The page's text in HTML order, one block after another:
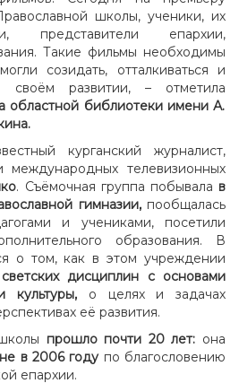
школы, ученики, их
представители епархии,
Такие фильмы необходимы
созидать, отталкиваться и
своём развитии, – отметила
областной библиотеки имени А.
курганский журналист,
международных телевизионных
. Съёмочная группа побывала в
гимназии, пообщалась
и учениками, посетили
образования. В
о том, как в этом учреждении
дисциплин с основами
культуры, о целях и задачах
её развития.
прошло почти 20 лет: она
в 2006 годупо благословению
епархии.